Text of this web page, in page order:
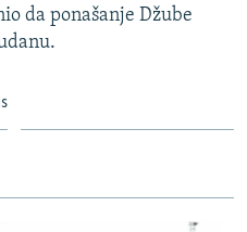
da ponašanje Džube